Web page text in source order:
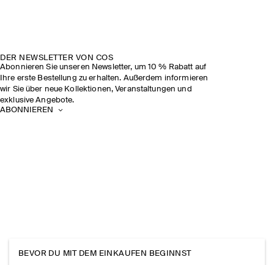
DER NEWSLETTER VON COS
Abonnieren Sie unseren Newsletter, um 10 % Rabatt auf
Ihre erste Bestellung zu erhalten. Außerdem informieren
wir Sie über neue Kollektionen, Veranstaltungen und
exklusive Angebote.
ABONNIEREN
BEVOR DU MIT DEM EINKAUFEN BEGINNST